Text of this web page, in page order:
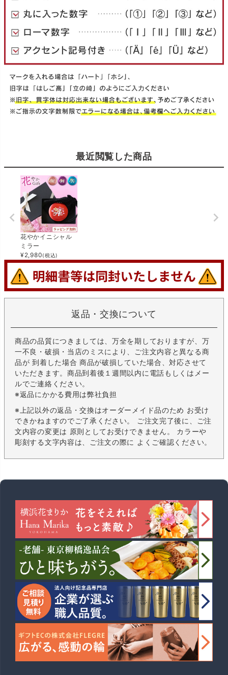
最近閲覧した商品
花やかイニシャル
ミラー
¥2,980(税込)
返品・交換について
商品の品質につきましては、万全を期しておりますが、万
一不良・破損・当店のミスにより、ご注文内容と異なる商
品が 到着した場合 商品が破損していた場合、対応させて
いただきます。商品到着後１週間以内に電話もしくはメー
ルでご連絡ください。
※返品にかかる費用は弊社負担
※上記以外の返品・交換はオーダーメイド品のため お受け
できかねますのでご了承ください。 ご注文完了後に、ご注
文内容の変更は 原則としてお受けできません。 カラーや
彫刻する文字内容は、ご注文の際に よくご確認ください。